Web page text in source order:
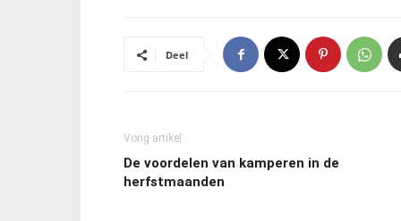
Deel
Vorig artikel
De voordelen van kamperen in de
herfstmaanden